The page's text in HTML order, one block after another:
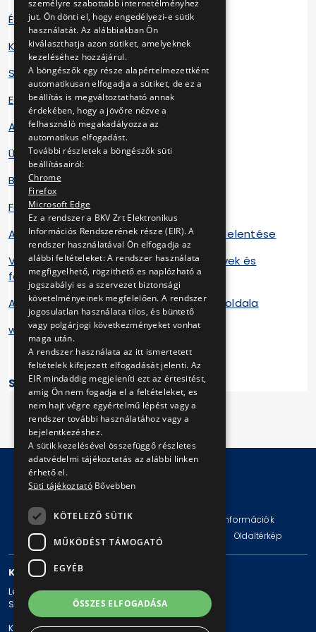
Éves beszámolók
Közzétételi Szabályzat 2017
Szerződéstári szerződések
Egyéb szerződések
Adatigénylések
Üzleti titok szabályzat
Beszerzési Bizottság
Felügyelőbizottság
A Társaság 2022. évi Fenntarthatósági Jelentése
Villamos Infrastruktúra tervezési irányelvek és
fenntartási adatok
A Fővárosi Önkormányzat közzétételi főoldala
www.kozadattar.hu
Státusz: feltöltés alatt
Impresszum Jogi nyilatkozat
Technikai információk
Adatvédelmi politika és tájékoztatások
Oldaltérkép
KAPCSOLAT
Levelezési cím: 1980 Budapest, Pf. 11.
Székhely: 1980 Budapest, Akácfa u. 15.
Központi telefonszám: + 36 1 461-65-00
személyre szabottabb internetélményhez
jut. Ön dönti el, hogy engedélyezi-e sütik
használatát. Az alábbiakban Ön
kiválaszthatja azon sütiket, amelyeknek
kezeléséhez hozzájárul.
A böngészők egy része alapértelmezettként
automatikusan elfogadja a sütiket, de ez a
beállítás is megváltoztatható annak
érdekében, hogy a jövőre nézve a
felhasználó megakadályozza az
automatikus elfogadást.
További részletek a böngészők süti
beállításairól:
Chrome
Firefox
Microsoft Edge
Ez a rendszer a BKV Zrt Elektronikus
Információs Rendszerének része (EIR). A
rendszer használatával Ön elfogadja az
alábbi feltételeket: A rendszer használata
megfigyelhető, rögzithető es naplózható a
jogszabályi es a szervezet biztonsági
követelményeinek megfelelően. A rendszer
jogosulatlan használata tilos, és büntető
vagy polgárjogi következményeket vonhat
maga után.
A rendszer használata az itt ismertetett
feltételek kifejezett elfogadását jelenti. Az
EIR mindaddig megjeleníti ezt az értesitést,
amig Ön nem fogadja el a feltételeket, es
nem hajt végre egyértelmű lépést vagy a
rendszer további használatához vagy a
bejelentkezéshez.
A sütik kezelésével összefüggő részletes
adatvédelmi tájékoztatás az alábbi linken
érhető el.
Süti tájékoztató Bővebben
KÖTELEZŐ SÜTIK
MŰKÖDÉST TÁMOGATÓ
EGYÉB
ÖSSZES ELFOGADÁSA